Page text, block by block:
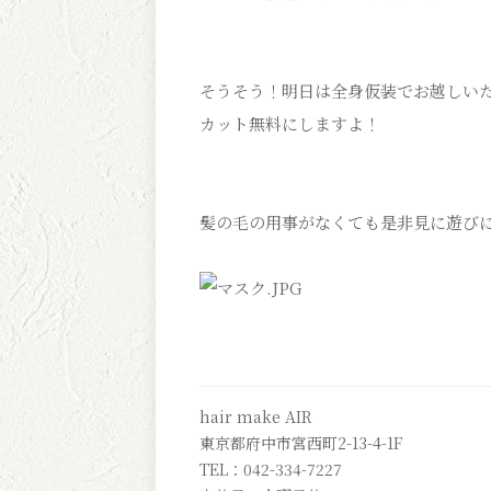
そうそう！明日は全身仮装でお越しい
カット無料にしますよ！
髪の毛の用事がなくても是非見に遊び
hair make AIR
東京都府中市宮西町2-13-4-1F
TEL：042-334-7227